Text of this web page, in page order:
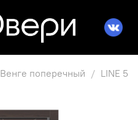
Венге поперечный LINE 5